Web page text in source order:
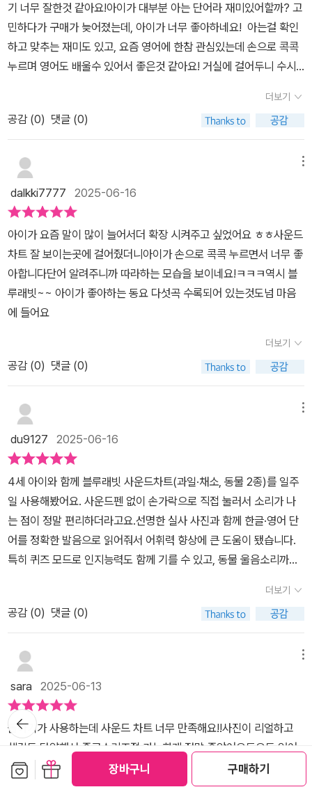
장바구니 구매하기
기 너무 잘한것 같아요!아이가 대부분 아는 단어라 재미있어할까? 고
민하다가 구매가 늦어졌는데, 아이가 너무 좋아하네요! 아는걸 확인
하고 맞추는 재미도 있고, 요즘 영어에 한참 관심있는데 손으로 콕콕
누르며 영어도 배울수 있어서 좋은것 같아요! 거실에 걸어두니 수시
더보기
공감 (0) 댓글 (0)
dalkki7777 2025-06-16
아이가 요즘 말이 많이 늘어서더 확장 시켜주고 싶었어요 ㅎㅎ사운드
차트 잘 보이는곳에 걸어줬더니아이가 손으로 콕콕 누르면서 너무 좋
아합니다단어 알려주니까 따라하는 모습을 보이네요!ㅋㅋㅋ역시 블
루래빗~~ 아이가 좋아하는 동요 다섯곡 수록되어 있는것도넘 마음
에 들어요
더보기
공감 (0) 댓글 (0)
du9127 2025-06-16
4세 아이와 함께 블루래빗 사운드차트(과일·채소, 동물 2종)를 일주
일 사용해봤어요. 사운드펜 없이 손가락으로 직접 눌러서 소리가 나
는 점이 정말 편리하더라고요.선명한 실사 사진과 함께 한글·영어 단
어를 정확한 발음으로 읽어줘서 어휘력 향상에 큰 도움이 됐습니다.
특히 퀴즈 모드로 인지능력도 함께 기를 수 있고, 동물 울음소리까지
요 5곡과 악기 소리 3가지가 있어서 지루하지 않고, 벽에 붙여서 사
용할 수 있어 공간 활용도 좋습니다.일주일 사용 결과 아이 어휘력과
발음이 눈에 띄게 늘었고, 스스로 반복 학습하는 습관까지 생겼어요.
언어발달이 고민인 부모님들께 정말 추천드려요!
더보기
공감 (0) 댓글 (0)
sara 2025-06-13
돌아기가 사용하는데 사운드 차트 너무 만족해요!!사진이 리얼하고
색감도 다양해서 좋고소리조절 가능한게 정말 좋았어요동요도 있어
서 동요만 틀면 아기가 신나해요ㅎㅎ좀 더 크면 퀴즈 놀이도 하고 영
어 공부도 재미있게 할 수 있을 것 같아요!
뒤로가
기